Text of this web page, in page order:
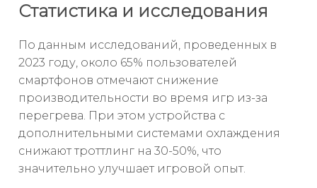
Статистика и исследования
По данным исследований, проведенных в
2023 году, около 65% пользователей
смартфонов отмечают снижение
производительности во время игр из-за
перегрева. При этом устройства с
дополнительными системами охлаждения
снижают троттлинг на 30-50%, что
значительно улучшает игровой опыт.